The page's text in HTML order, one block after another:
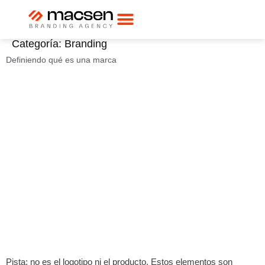
Categoría: Branding
Definiendo qué es una marca
Pista: no es el logotipo ni el producto. Estos elementos son